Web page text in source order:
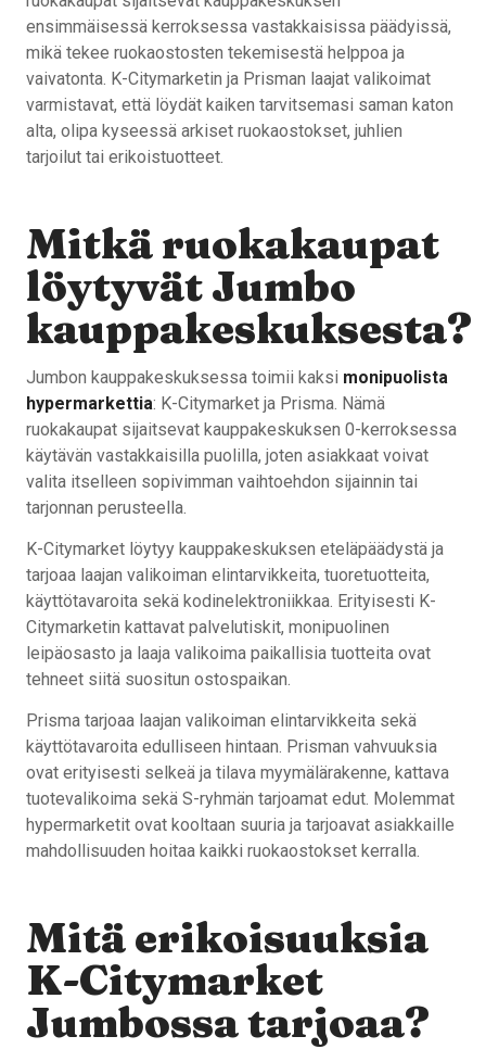
ensimmäisessä kerroksessa vastakkaisissa päädyissä,
mikä tekee ruokaostosten tekemisestä helppoa ja
vaivatonta. K-Citymarketin ja Prisman laajat valikoimat
varmistavat, että löydät kaiken tarvitsemasi saman katon
alta, olipa kyseessä arkiset ruokaostokset, juhlien
tarjoilut tai erikoistuotteet.
Mitkä ruokakaupat
löytyvät Jumbo
kauppakeskuksesta?
Jumbon kauppakeskuksessa toimii kaksi monipuolista
hypermarkettia: K-Citymarket ja Prisma. Nämä
ruokakaupat sijaitsevat kauppakeskuksen 0-kerroksessa
käytävän vastakkaisilla puolilla, joten asiakkaat voivat
valita itselleen sopivimman vaihtoehdon sijainnin tai
tarjonnan perusteella.
K-Citymarket löytyy kauppakeskuksen eteläpäädystä ja
tarjoaa laajan valikoiman elintarvikkeita, tuoretuotteita,
käyttötavaroita sekä kodinelektroniikkaa. Erityisesti K-
Citymarketin kattavat palvelutiskit, monipuolinen
leipäosasto ja laaja valikoima paikallisia tuotteita ovat
tehneet siitä suositun ostospaikan.
Prisma tarjoaa laajan valikoiman elintarvikkeita sekä
käyttötavaroita edulliseen hintaan. Prisman vahvuuksia
ovat erityisesti selkeä ja tilava myymälärakenne, kattava
tuotevalikoima sekä S-ryhmän tarjoamat edut. Molemmat
hypermarketit ovat kooltaan suuria ja tarjoavat asiakkaille
mahdollisuuden hoitaa kaikki ruokaostokset kerralla.
Mitä erikoisuuksia
K-Citymarket
Jumbossa tarjoaa?